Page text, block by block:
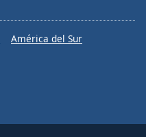
América del Sur